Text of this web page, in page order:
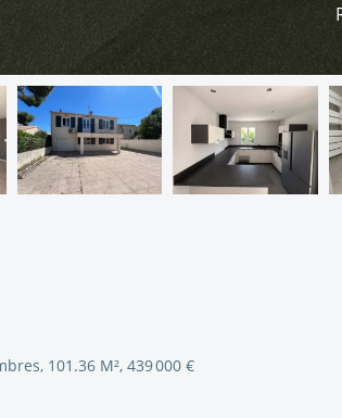
101.36 M², 439 000 €